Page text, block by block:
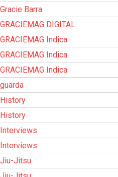
Gracie Barra
GRACIEMAG DIGITAL
GRACIEMAG Indica
GRACIEMAG Indica
GRACIEMAG Indica
guarda
History
History
Interviews
Interviews
Jiu-Jitsu